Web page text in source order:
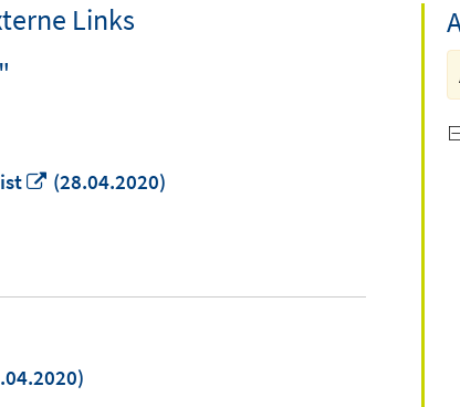
Links
In
(28.04.2020)